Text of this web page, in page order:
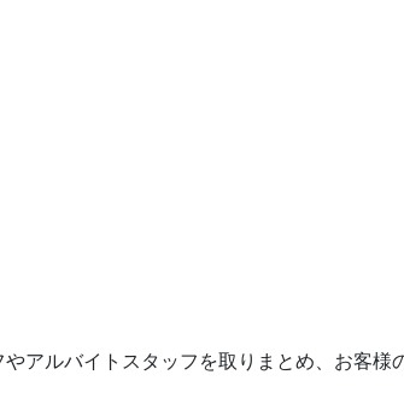
アルバイトスタッフを取りまとめ、お客様